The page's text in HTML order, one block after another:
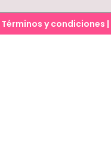
Términos y condiciones |